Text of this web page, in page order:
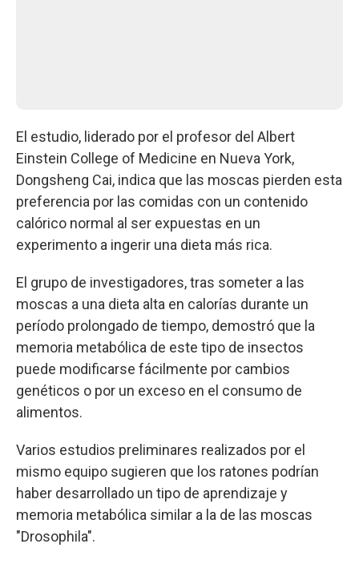
El estudio, liderado por el profesor del Albert
Einstein College of Medicine en Nueva York,
Dongsheng Cai, indica que las moscas pierden esta
preferencia por las comidas con un contenido
calórico normal al ser expuestas en un
experimento a ingerir una dieta más rica.
El grupo de investigadores, tras someter a las
moscas a una dieta alta en calorías durante un
período prolongado de tiempo, demostró que la
memoria metabólica de este tipo de insectos
puede modificarse fácilmente por cambios
genéticos o por un exceso en el consumo de
alimentos.
Varios estudios preliminares realizados por el
mismo equipo sugieren que los ratones podrían
haber desarrollado un tipo de aprendizaje y
memoria metabólica similar a la de las moscas
"Drosophila".